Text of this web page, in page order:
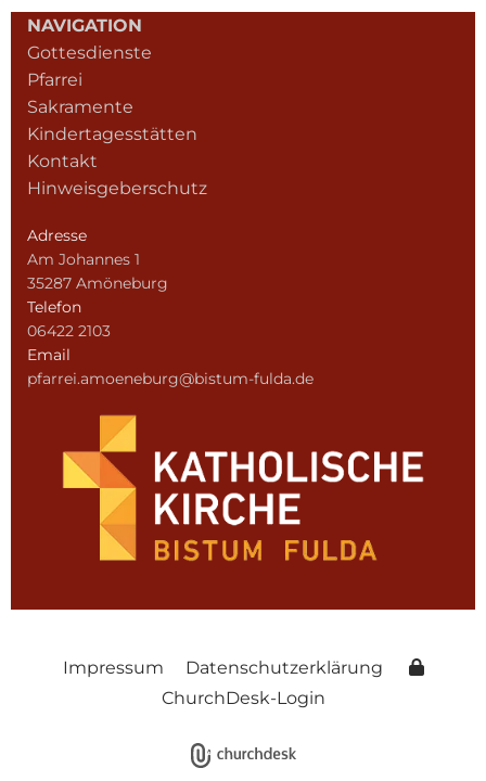
NAVIGATION
Gottesdienste
Pfarrei
Sakramente
Kindertagesstätten
Kontakt
Hinweisgeberschutz
Adresse
Am Johannes 1
35287 Amöneburg
Telefon
06422 2103
Email
pfarrei.amoeneburg@bistum-fulda.de
Impressum
Datenschutzerklärung
ChurchDesk-Login